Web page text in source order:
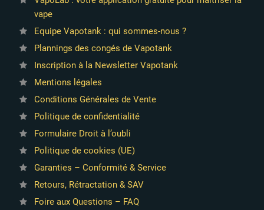
vape
Equipe Vapotank : qui sommes-nous ?
Plannings des congés de Vapotank
Inscription à la Newsletter Vapotank
Mentions légales
Conditions Générales de Vente
Politique de confidentialité
Formulaire Droit à l’oubli
Politique de cookies (UE)
Garanties – Conformité & Service
Retours, Rétractation & SAV
Foire aux Questions – FAQ